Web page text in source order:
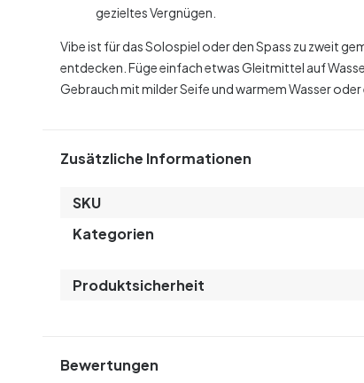
gezieltes Vergnügen.
Vibe ist für das Solospiel oder den Spass zu zweit
entdecken. Füge einfach etwas Gleitmittel auf
Gebrauch mit milder Seife und warmem Wasser
Zusätzliche Informationen
SKU
Kategorien
Produktsicherheit
Bewertungen